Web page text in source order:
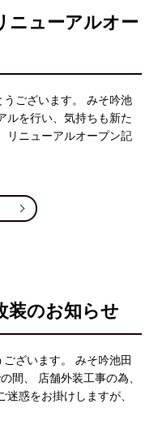
ューアルオー
ございます。 みそ吟池
ルを行い、気持ちも新た
リニューアルオープン記
のお知らせ
ざいます。 みそ吟池田
間、 店舗外装工事の為、
惑をお掛けしますが、